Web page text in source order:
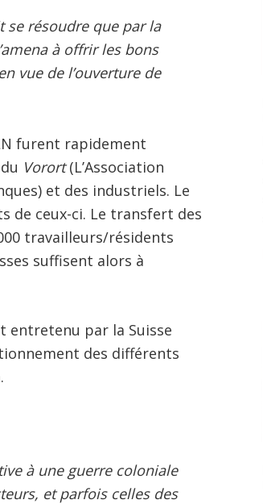
se résoudre que par la
à offrir les bons
vue de l’ouverture de
furent rapidement
Vorort(L’Association
et des industriels. Le
de ceux-ci. Le transfert des
travailleurs/résidents
suffisent alors à
entretenu par la Suisse
des différents
à une guerre coloniale
et parfois celles des